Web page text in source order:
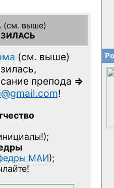
(см. выше)
(см. выше)
препода =>
!
МАИ);